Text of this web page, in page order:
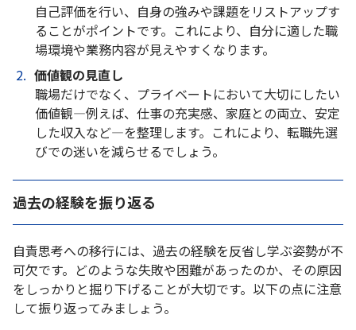
自己評価を行い、自身の強みや課題をリストアップす
ることがポイントです。これにより、自分に適した職
場環境や業務内容が見えやすくなります。
価値観の見直し
職場だけでなく、プライベートにおいて大切にしたい
価値観—例えば、仕事の充実感、家庭との両立、安定
した収入など—を整理します。これにより、転職先選
びでの迷いを減らせるでしょう。
過去の経験を振り返る
自責思考への移行には、過去の経験を反省し学ぶ姿勢が不
可欠です。どのような失敗や困難があったのか、その原因
をしっかりと掘り下げることが大切です。以下の点に注意
して振り返ってみましょう。